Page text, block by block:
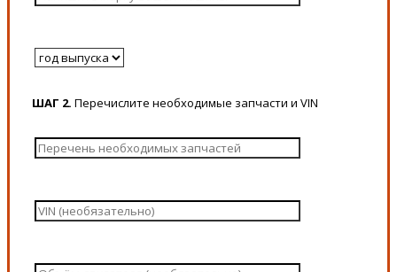
ШАГ 2. Перечислите необходимые запчасти и VIN